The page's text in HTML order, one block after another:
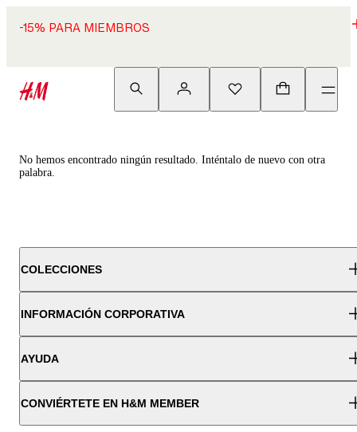
-15% PARA MIEMBROS
No hemos encontrado ningún resultado. Inténtalo de nuevo con otra
palabra.
COLECCIONES
INFORMACIÓN CORPORATIVA
AYUDA
CONVIÉRTETE EN H&M MEMBER